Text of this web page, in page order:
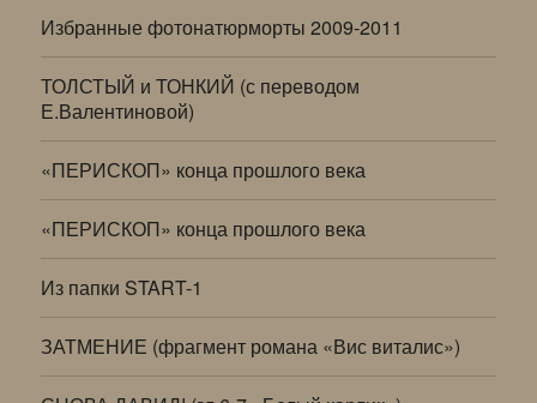
Избранные фотонатюрморты 2009-2011
ТОЛСТЫЙ и ТОНКИЙ (с переводом
Е.Валентиновой)
«ПЕРИСКОП» конца прошлого века
«ПЕРИСКОП» конца прошлого века
Из папки START-1
ЗАТМЕНИЕ (фрагмент романа «Вис виталис»)